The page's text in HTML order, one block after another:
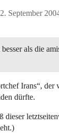
September
als die
Irans“,
dürfte.
dieser